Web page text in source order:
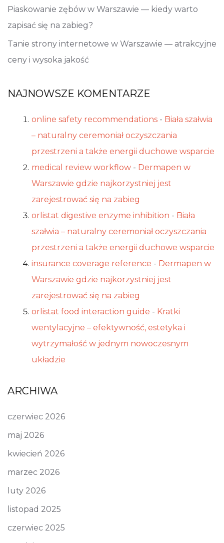
Piaskowanie zębów w Warszawie — kiedy warto
zapisać się na zabieg?
Tanie strony internetowe w Warszawie — atrakcyjne
ceny i wysoka jakość
NAJNOWSZE KOMENTARZE
online safety recommendations - Biała szałwia
– naturalny ceremoniał oczyszczania
przestrzeni a także energii duchowe wsparcie
medical review workflow - Dermapen w
Warszawie gdzie najkorzystniej jest
zarejestrować się na zabieg
orlistat digestive enzyme inhibition - Biała
szałwia – naturalny ceremoniał oczyszczania
przestrzeni a także energii duchowe wsparcie
insurance coverage reference - Dermapen w
Warszawie gdzie najkorzystniej jest
zarejestrować się na zabieg
orlistat food interaction guide - Kratki
wentylacyjne – efektywność, estetyka i
wytrzymałość w jednym nowoczesnym
układzie
ARCHIWA
czerwiec 2026
maj 2026
kwiecień 2026
marzec 2026
luty 2026
listopad 2025
czerwiec 2025